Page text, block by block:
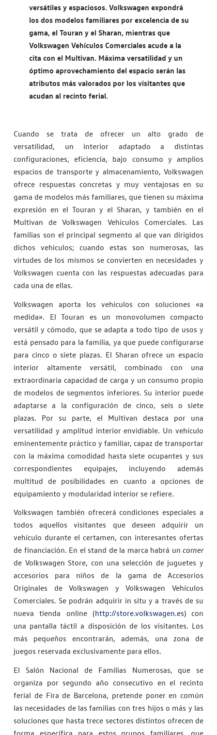
versátiles y espaciosos. Volkswagen expondrá
los dos modelos familiares por excelencia de su
gama, el Touran y el Sharan, mientras que
Volkswagen Vehículos Comerciales acude a la
cita con el Multivan. Máxima versatilidad y un
óptimo aprovechamiento del espacio serán las
atributos más valorados por los visitantes que
acudan al recinto ferial.
Cuando se trata de ofrecer un alto grado de
versatilidad, un interior adaptado a distintas
configuraciones, eficiencia, bajo consumo y amplios
espacios de transporte y almacenamiento, Volkswagen
ofrece respuestas concretas y muy ventajosas en su
gama de modelos más familiares, que tienen su máxima
expresión en el Touran y el Sharan, y también en el
Multivan de Volkswagen Vehículos Comerciales. Las
familias son el principal segmento al que van dirigidos
dichos vehículos; cuando estas son numerosas, las
virtudes de los mismos se convierten en necesidades y
Volkswagen cuenta con las respuestas adecuadas para
cada una de ellas.
Volkswagen aporta los vehículos con soluciones «a
medida». El Touran es un monovolumen compacto
versátil y cómodo, que se adapta a todo tipo de usos y
está pensado para la familia, ya que puede configurarse
para cinco o siete plazas. El Sharan ofrece un espacio
interior altamente versátil, combinado con una
extraordinaria capacidad de carga y un consumo propio
de modelos de segmentos inferiores. Su interior puede
adaptarse a la configuración de cinco, seis o siete
plazas. Por su parte, el Multivan destaca por una
versatilidad y amplitud interior envidiable. Un vehículo
eminentemente práctico y familiar, capaz de transportar
con la máxima comodidad hasta siete ocupantes y sus
correspondientes equipajes, incluyendo además
multitud de posibilidades en cuanto a opciones de
equipamiento y modularidad interior se refiere.
Volkswagen también ofrecerá condiciones especiales a
todos aquellos visitantes que deseen adquirir un
vehículo durante el certamen, con interesantes ofertas
de financiación. En el stand de la marca habrá un corner
de Volkswagen Store, con una selección de juguetes y
accesorios para niños de la gama de Accesorios
Originales de Volkswagen y Volkswagen Vehículos
Comerciales. Se podrán adquirir in situ y a través de su
nueva tienda online (http://store.volkswagen.es) con
una pantalla táctil a disposición de los visitantes. Los
más pequeños encontrarán, además, una zona de
juegos reservada exclusivamente para ellos.
El Salón Nacional de Familias Numerosas, que se
organiza por segundo año consecutivo en el recinto
ferial de Fira de Barcelona, pretende poner en común
las necesidades de las familias con tres hijos o más y las
soluciones que hasta trece sectores distintos ofrecen de
forma específica para estos grupos familiares, que